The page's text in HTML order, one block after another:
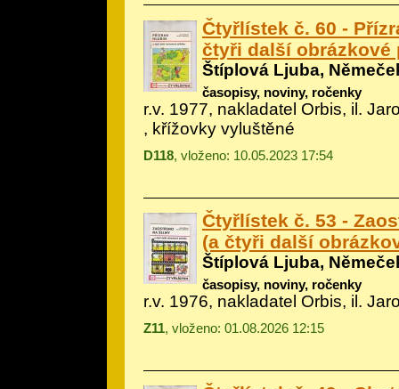
Čtyřlístek č. 60 -
čtyři další obrázkové
Štíplová Ljuba,
časopisy, noviny, ročenky
r.v. 1977, nakladatel Orbis, il.
, křížovky vyluštěné
D118, vloženo: 10.05.2023 17:54
Čtyřlístek č. 53 -
(a čtyři další
Štíplová Ljuba,
časopisy, noviny, ročenky
r.v. 1976, nakladatel Orbis, il.
Z11, vloženo: 01.08.2026 12:15